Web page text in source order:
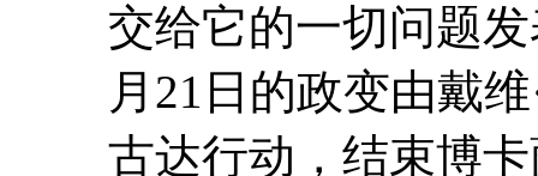
交给它的一切问题
月21日的政变由戴
古达行动，结束博